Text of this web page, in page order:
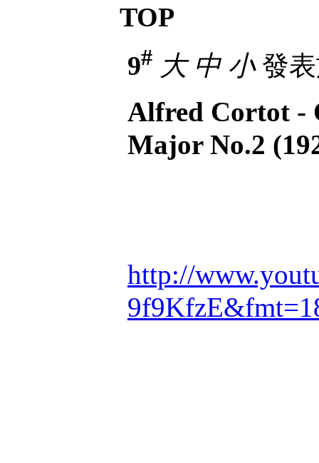
TOP
9# 大 中 小發表
Alfred Cortot -
Major No.2
http://